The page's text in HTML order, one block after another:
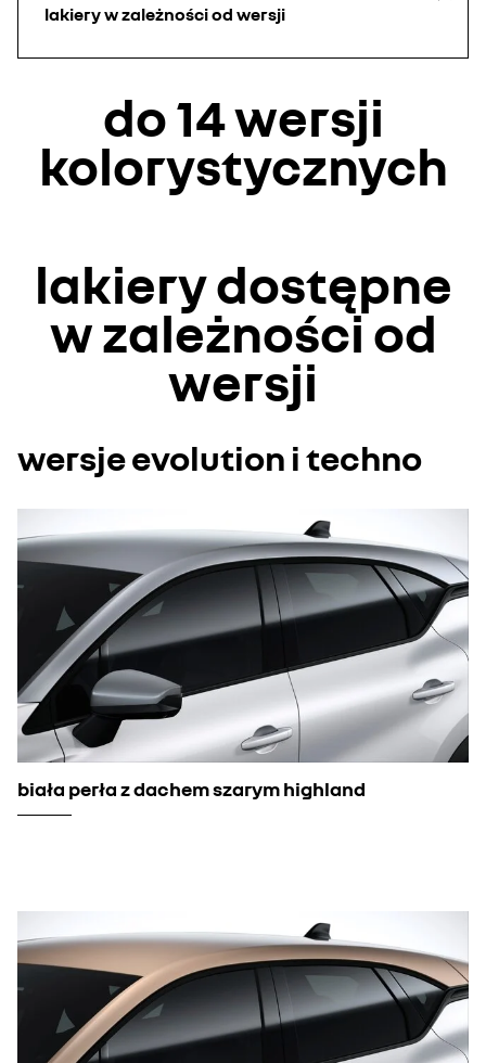
lakiery w zależności od wersji
do 14 wersji
kolorystycznych
cookies dotyczących mediów społecznościowych w celu
uzyskania dostępu do treści wideo.
odznacz wszystkie
akceptuj wszystkie
lakiery dostępne
w zależności od
wersji
wersje evolution i techno
biała perła z dachem szarym highland